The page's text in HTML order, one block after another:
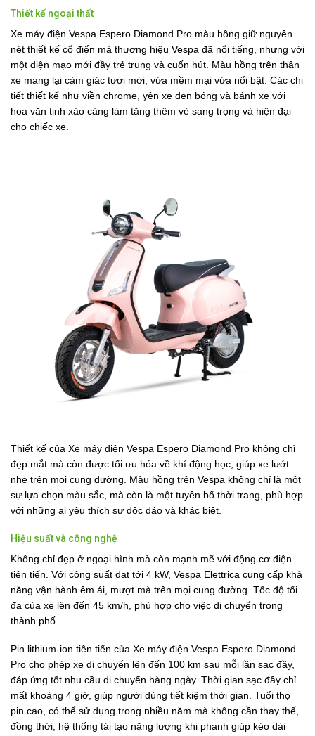
Thiết kế ngoại thất
Xe máy điện Vespa Espero Diamond Pro màu hồng giữ nguyên
nét thiết kế cổ điển mà thương hiệu Vespa đã nổi tiếng, nhưng với
một diện mạo mới đầy trẻ trung và cuốn hút. Màu hồng trên thân
xe mang lại cảm giác tươi mới, vừa mềm mại vừa nổi bật. Các chi
tiết thiết kế như viền chrome, yên xe đen bóng và bánh xe với
hoa văn tinh xảo càng làm tăng thêm vẻ sang trọng và hiện đại
cho chiếc xe.
Thiết kế của Xe máy điện Vespa Espero Diamond Pro không chỉ
đẹp mắt mà còn được tối ưu hóa về khí động học, giúp xe lướt
nhẹ trên mọi cung đường. Màu hồng trên Vespa không chỉ là một
sự lựa chọn màu sắc, mà còn là một tuyên bố thời trang, phù hợp
với những ai yêu thích sự độc đáo và khác biệt.
Hiệu suất và công nghệ
Không chỉ đẹp ở ngoại hình mà còn mạnh mẽ với động cơ điện
tiên tiến. Với công suất đạt tới 4 kW, Vespa Elettrica cung cấp khả
năng vận hành êm ái, mượt mà trên mọi cung đường. Tốc độ tối
đa của xe lên đến 45 km/h, phù hợp cho việc di chuyển trong
thành phố.
Pin lithium-ion tiên tiến của Xe máy điện Vespa Espero Diamond
Pro cho phép xe di chuyển lên đến 100 km sau mỗi lần sạc đầy,
đáp ứng tốt nhu cầu di chuyển hàng ngày. Thời gian sạc đầy chỉ
mất khoảng 4 giờ, giúp người dùng tiết kiệm thời gian. Tuổi thọ
pin cao, có thể sử dụng trong nhiều năm mà không cần thay thế,
đồng thời, hệ thống tái tạo năng lượng khi phanh giúp kéo dài